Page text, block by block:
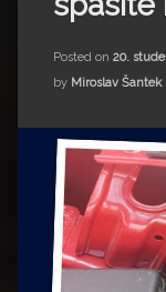
Impressum
Milenko Strižak
Drugi autori
Drugi autori
Ljiljana
Željko Krznarić
Mario
Posted on 20.
by Miroslav Šantek